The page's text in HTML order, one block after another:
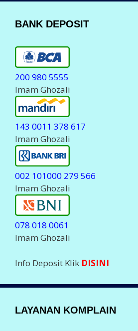
Komplain Via Telpon
088 150 80555
0823 23 700555
Komplain Via
0823 23 700555
Komplain Via
@javapulsa_cs
( Stanby Jam 06.00-23.00 WIB )
HanyaMELAYANI
deposit.
Setiap Komplain Mohon
LEGALITAS PERUSAHAAN
Pemilik :Imam Ghozali, SE